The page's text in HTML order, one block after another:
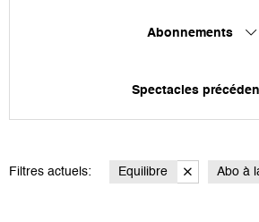
Abonnements
Spectacles
Filtres actuels: Equilibre Abo à